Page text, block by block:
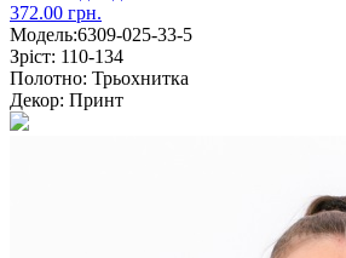
372.00 грн.
Модель:6309-025-33-5
Зріст: 110-134
Полотно: Трьохнитка
Декор: Принт